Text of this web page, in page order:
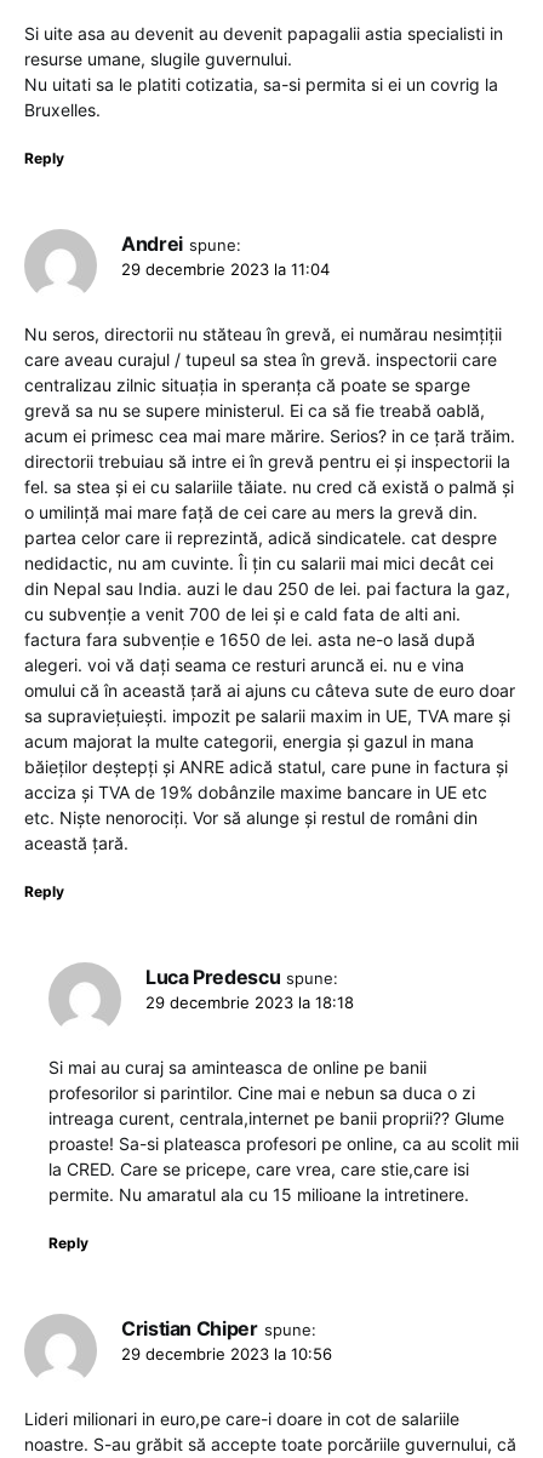
Si uite asa au devenit au devenit papagalii astia specialisti in
resurse umane, slugile guvernului.
Nu uitati sa le platiti cotizatia, sa-si permita si ei un covrig la
Bruxelles.
Reply
Andrei spune:
29 decembrie 2023 la 11:04
Nu seros, directorii nu stăteau în grevă, ei numărau nesimțiții
care aveau curajul / tupeul sa stea în grevă. inspectorii care
centralizau zilnic situația in speranța că poate se sparge
grevă sa nu se supere ministerul. Ei ca să fie treabă oablă,
acum ei primesc cea mai mare mărire. Serios? in ce țară trăim.
directorii trebuiau să intre ei în grevă pentru ei și inspectorii la
fel. sa stea și ei cu salariile tăiate. nu cred că există o palmă și
o umilință mai mare față de cei care au mers la grevă din.
partea celor care ii reprezintă, adică sindicatele. cat despre
nedidactic, nu am cuvinte. Îi țin cu salarii mai mici decât cei
din Nepal sau India. auzi le dau 250 de lei. pai factura la gaz,
cu subvenție a venit 700 de lei și e cald fata de alti ani.
factura fara subvenție e 1650 de lei. asta ne-o lasă după
alegeri. voi vă dați seama ce resturi aruncă ei. nu e vina
omului că în această țară ai ajuns cu câteva sute de euro doar
sa supraviețuiești. impozit pe salarii maxim in UE, TVA mare și
acum majorat la multe categorii, energia și gazul in mana
băieților deștepți și ANRE adică statul, care pune in factura și
acciza și TVA de 19% dobânzile maxime bancare in UE etc
etc. Niște nenorociți. Vor să alunge și restul de români din
această țară.
Reply
Luca Predescu spune:
29 decembrie 2023 la 18:18
Si mai au curaj sa aminteasca de online pe banii
profesorilor si parintilor. Cine mai e nebun sa duca o zi
intreaga curent, centrala,internet pe banii proprii?? Glume
proaste! Sa-si plateasca profesori pe online, ca au scolit mii
la CRED. Care se pricepe, care vrea, care stie,care isi
permite. Nu amaratul ala cu 15 milioane la intretinere.
Reply
Cristian Chiper spune:
29 decembrie 2023 la 10:56
Lideri milionari in euro,pe care-i doare in cot de salariile
noastre. S-au grăbit să accepte toate porcăriile guvernului, că